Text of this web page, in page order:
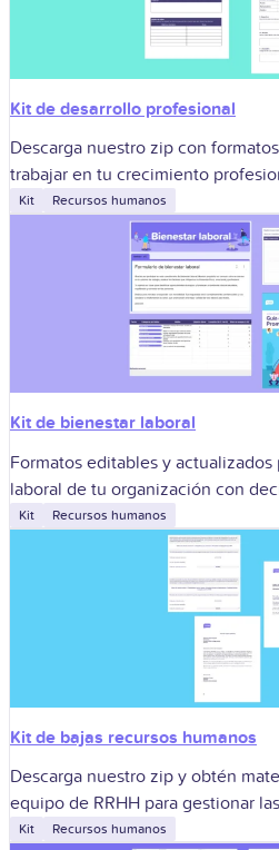
Kit de desarrollo profesional
Descarga nuestro zip con
trabajar en tu crecimiento
Kit Recursos humanos
Kit de bienestar laboral
Formatos editables y
laboral de tu organización con
informadas.
Kit Recursos humanos
Kit de bajas recursos humanos
Descarga nuestro zip y obtén
equipo de RRHH para gestionar
trabajadores.
Kit Recursos humanos